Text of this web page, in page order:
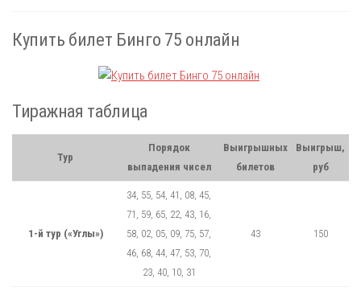
Купить билет Бинго 75 онлайн
Тиражная таблица
Тур
Порядок
выпадения чисел
Выигрышных
билетов
Выигрыш,
руб
1-й тур («Углы»)
34, 55, 54, 41, 08, 45,
71, 59, 65, 22, 43, 16,
58, 02, 05, 09, 75, 57,
46, 68, 44, 47, 53, 70,
23, 40, 10, 31
43 150